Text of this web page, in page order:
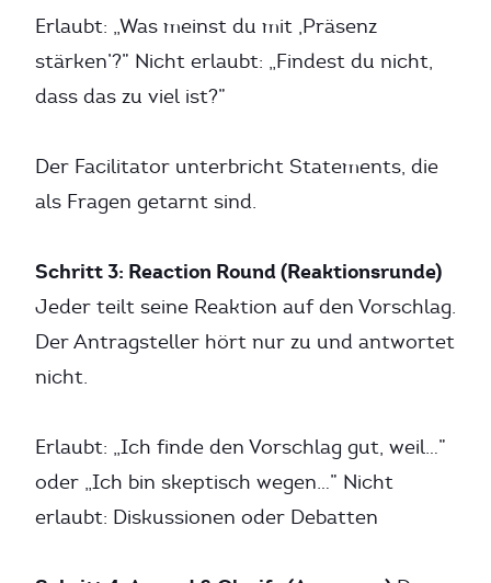
Erlaubt: „Was meinst du mit ‚Präsenz
stärken’?” Nicht erlaubt: „Findest du nicht,
dass das zu viel ist?”
Der Facilitator unterbricht Statements, die
als Fragen getarnt sind.
Schritt 3: Reaction Round (Reaktionsrunde)
Jeder teilt seine Reaktion auf den Vorschlag.
Der Antragsteller hört nur zu und antwortet
nicht.
Erlaubt: „Ich finde den Vorschlag gut, weil…”
oder „Ich bin skeptisch wegen…” Nicht
erlaubt: Diskussionen oder Debatten